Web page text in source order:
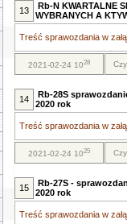
13
Rb-N KWARTALNE
WYBRANYCH A
Treść sprawozdania w
2021-02-24 1028
14
Rb-28S
2020 rok
Treść sprawozdania w
2021-02-24 1025
15
Rb-27S -
2020 rok
Treść sprawozdania w